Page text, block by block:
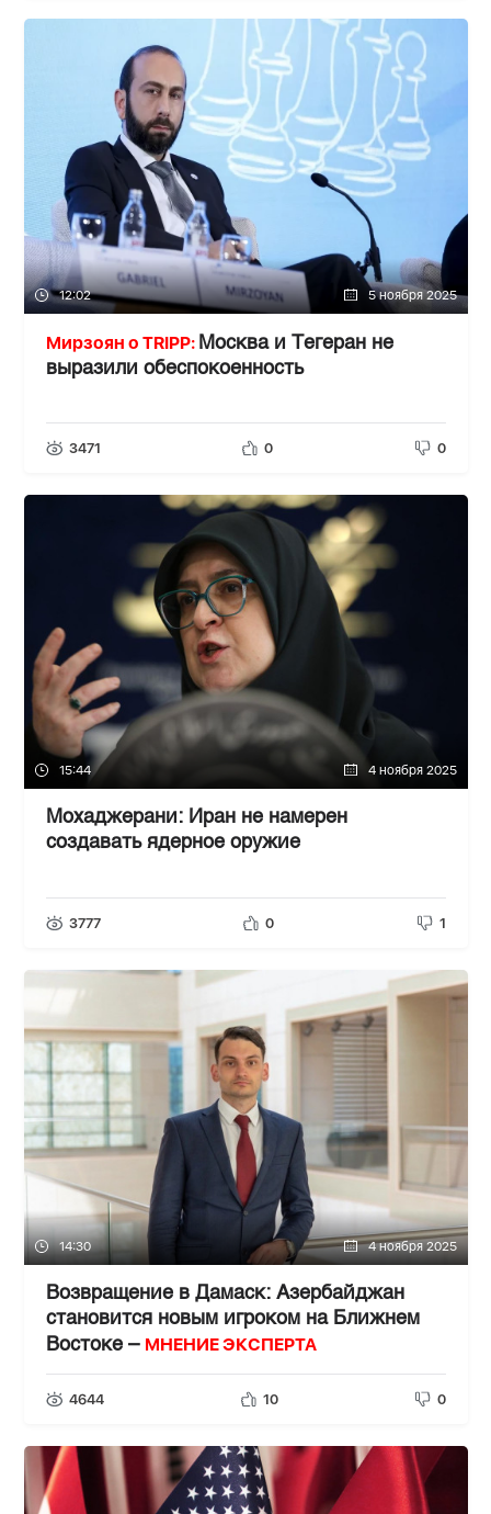
12:02 5 ноября 2025
Мирзоян о TRIPP: Москва и Тегеран не
выразили обеспокоенность
3471 0 0
15:44 4 ноября 2025
Мохаджерани: Иран не намерен
создавать ядерное оружие
3777 0 1
14:30 4 ноября 2025
Возвращение в Дамаск: Азербайджан
становится новым игроком на Ближнем
Востоке – МНЕНИЕ ЭКСПЕРТА
4644 10 0